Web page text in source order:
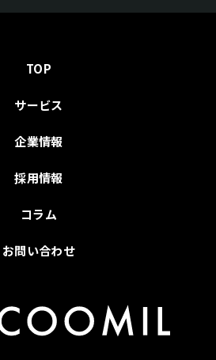
TOP
サービス
企業情報
採用情報
コラム
お問い合わせ